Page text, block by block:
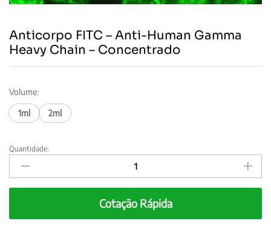
Anticorpo FITC – Anti-Human Gamma
Heavy Chain – Concentrado
Volume:
1ml 2ml
Anticorpo
FITC
-
Anti-
Gamma
Quantidade:
Cotação Rápida